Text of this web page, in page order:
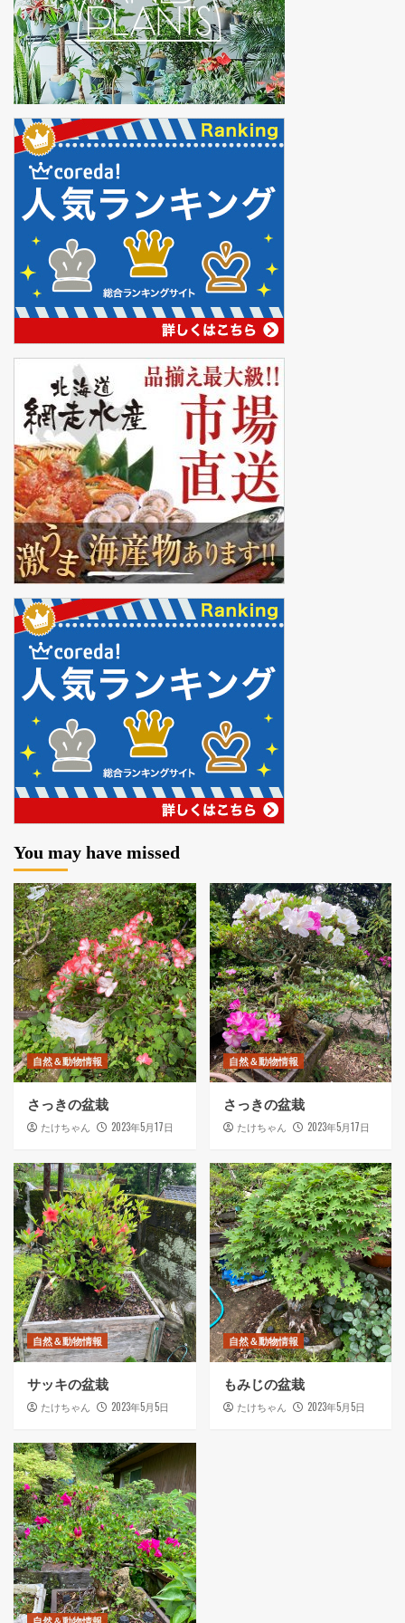
You may have missed
自然＆動物情報
さっきの盆栽
たけちゃん 2023年5月17日
自然＆動物情報
さっきの盆栽
たけちゃん 2023年5月17日
自然＆動物情報
サッキの盆栽
たけちゃん 2023年5月5日
自然＆動物情報
もみじの盆栽
たけちゃん 2023年5月5日